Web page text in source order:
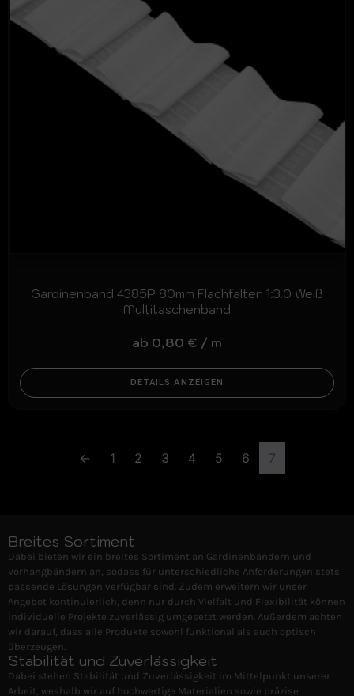
Gardinenband 4385P 80mm Flachfalten 1:3.0 Weiß
Multitaschenband
ab 0,80 € / m
DETAILS ANZEIGEN
← 1 2 3 4 5 6 7
Breites Sortiment
Dabei bieten wir ein breites Sortiment an Gardinenbändern und
Vorhangbändern an, sodass für unterschiedliche Anforderungen stets
passende Lösungen verfügbar sind. Zudem erweitern wir unser
Angebot kontinuierlich, denn nur durch Vielfalt und Flexibilität können
individuelle Projekte zuverlässig umgesetzt werden. Außerdem achten
wir darauf, dass alle Produkte sowohl funktional als auch optisch
überzeugen.
Stabilität und Zuverlässigkeit
Dabei stehen Stabilität und Zuverlässigkeit im Mittelpunkt unserer
Arbeit, weshalb wir auf hochwertige Materialien sowie präzise